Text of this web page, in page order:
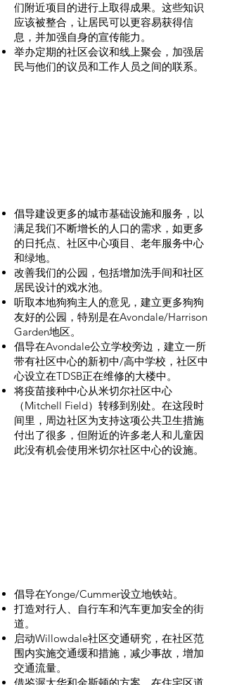
们附近项目的进行上取得成果。这些知识
应该被整合，让居民可以更容易获得信
息，并加强自身的宣传能力。
举办定期的社区会议和线上聚会，加强居
民与他们的议员和工作人员之间的联系。
倡导建设更多的城市基础设施和服务，以
满足我们不断增长的人口的需求，如更多
的日托点、社区中心项目、老年服务中心
和绿地。
改善我们的公园，包括增加洗手间和社区
居民设计的戏水池。
听取本地狗狗主人的意见，建立更多狗狗
友好的公园，特别是在Avondale/Harrison
Garden地区。
倡导在Avondale公立学校旁边，建立一所
带有社区中心的新初中/高中学校，社区中
心设立在TDSB正在维修的大楼中。
将疫苗接种中心从米切尔社区中心
（Mitchell Field）转移到别处。在这段时
间里，周边社区为支持这项公共卫生措施
付出了很多，但附近的许多老人和儿童因
此没有机会使用米切尔社区中心的设施。
倡导在Yonge/Cummer设立地铁站。
打造对行人、自行车和汽车更加安全的街
道。
启动Willowdale社区交通研究，在社区范
围内实施交通缓和措施，减少事故，增加
交通流量。